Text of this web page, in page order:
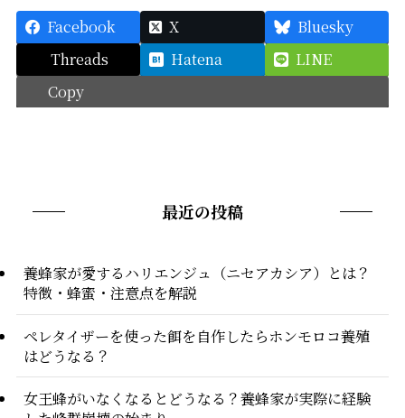
Facebook X
Bluesky
Threads
Hatena
LINE
Copy
最近の投稿
養蜂家が愛するハリエンジュ（ニセアカシア）とは？
特徴・蜂蜜・注意点を解説
ペレタイザーを使った餌を自作したらホンモロコ養殖
はどうなる？
女王蜂がいなくなるとどうなる？養蜂家が実際に経験